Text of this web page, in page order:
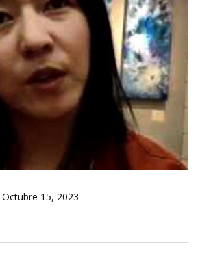
Octubre 15, 2023